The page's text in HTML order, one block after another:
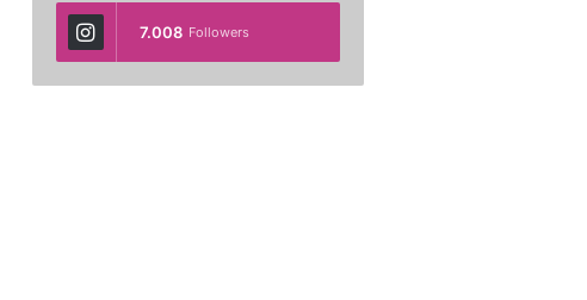
7.008 Followers